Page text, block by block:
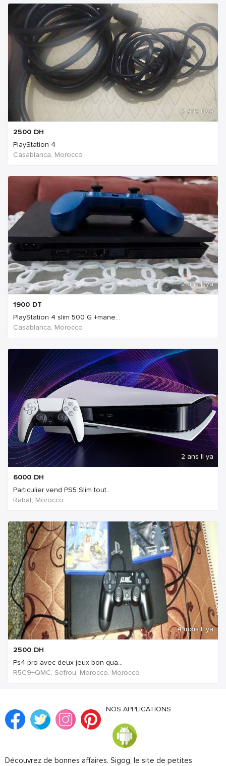
2 ans Il ya
2500 DH
PlayStation 4
Casablanca, Morocco
2 ans Il ya
1900 DT
PlayStation 4 slim 500 G +mane...
Casablanca, Morocco
2 ans Il ya
6000 DH
Particulier vend PS5 Slim tout...
Rabat, Morocco
4 mois Il ya
2500 DH
Ps4 pro avec deux jeux bon qua...
R5C9+QMC, Sefrou, Morocco, Morocco
NOS APPLICATIONS
Découvrez de bonnes affaires. Sigog, le site de petites